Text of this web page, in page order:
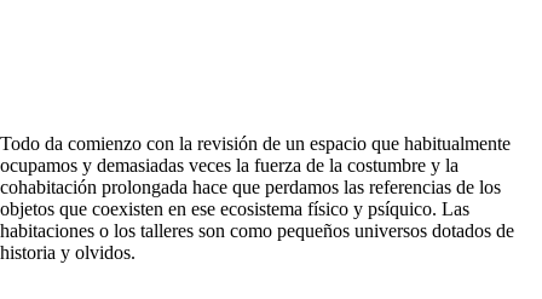
Todo da comienzo con la revisión de un espacio que habitualmente
ocupamos y demasiadas veces la fuerza de la costumbre y la
cohabitación prolongada hace que perdamos las referencias de los
objetos que coexisten en ese ecosistema físico y psíquico. Las
habitaciones o los talleres son como pequeños universos dotados de
historia y olvidos.